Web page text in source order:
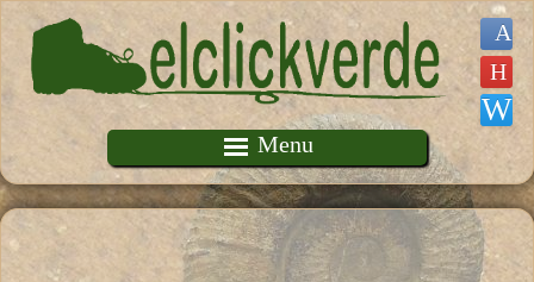
Pasar al contenido principal
Menu